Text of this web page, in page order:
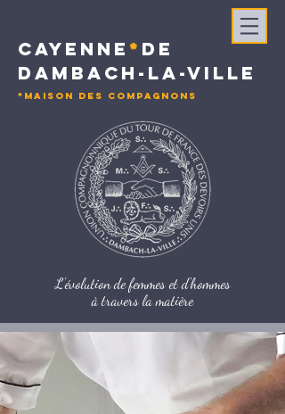
CAYENNE * DE
DAMBACH-LA-VILLE
*MAISON DES COMPAGNONS
L'évolution de femmes et d'hommes
à travers la matière